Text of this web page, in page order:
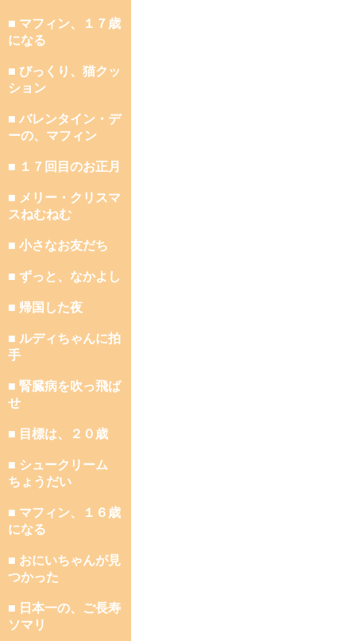
■ マフィン、１７歳
になる
■ びっくり、猫クッ
ション
■ バレンタイン・デ
ーの、マフィン
■ １７回目のお正月
■ メリー・クリスマ
スねむねむ
■ 小さなお友だち
■ ずっと、なかよし
■ 帰国した夜
■ ルディちゃんに拍
手
■ 腎臓病を吹っ飛ば
せ
■ 目標は、２０歳
■ シュークリーム
ちょうだい
■ マフィン、１６歳
になる
■ おにいちゃんが見
つかった
■ 日本一の、ご長寿
ソマリ